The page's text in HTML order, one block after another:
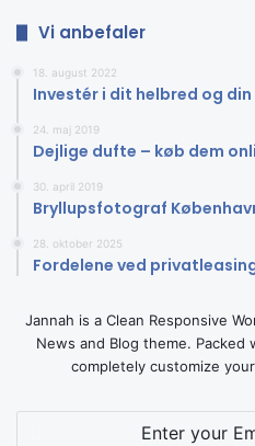
Vi anbefaler
18. august 2022
Investér i dit helbred og
24. maj 2019
Dejlige dufte – køb dem
30. april 2019
Bryllupsfotograf
28. oktober 2025
Fordelene ved
Jannah is a Clean Responsive
News and Blog theme.
completely customize